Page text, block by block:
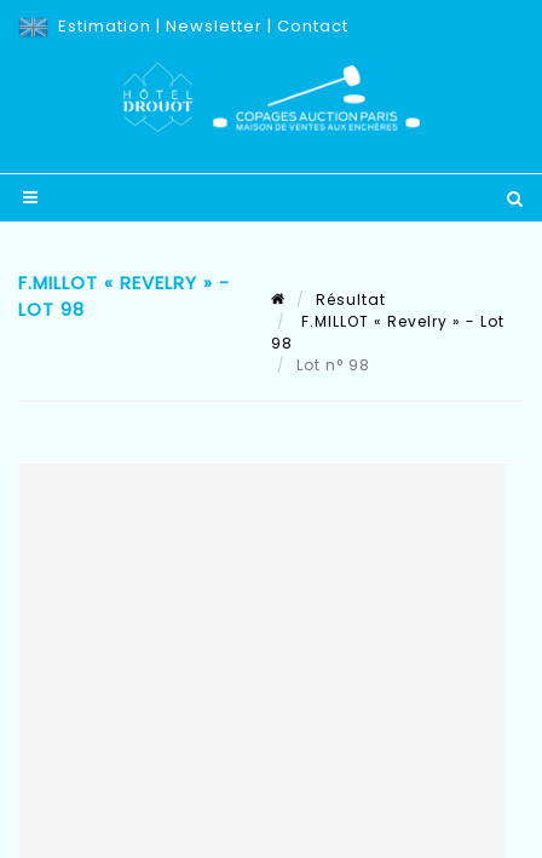
Estimation | Newsletter | Contact
F.MILLOT « REVELRY » -
LOT 98
Résultat
F.MILLOT « Revelry » - Lot
98
Lot n° 98